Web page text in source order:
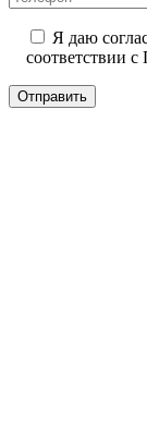
Я даю
соответствии с